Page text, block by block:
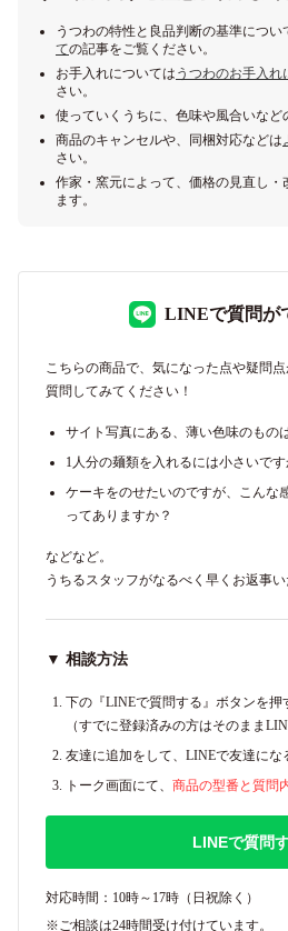
うつわの特性と良品判断の基準につい
ての記事をご覧ください。
お手入れについては うつわのお手入れ
さい。
使っていくうちに、色味や風合いなど
商品のキャンセルや、同梱対応などは
さい。
作家・窯元によって、価格の見直し
ます。
LINEで質問が
こちらの商品で、気になった点や疑問
質問してみてください！
サイト写真にある、薄い色味のもの
1人分の麺類を入れるには小さいです
ケーキをのせたいのですが、こんな
ってありますか？
などなど。
うちるスタッフがなるべく早くお返事い
▼ 相談方法
下の『LINEで質問する』ボタンを押
（すでに登録済みの方はそのまま
友達に追加をして、LINEで友達にな
トーク画面にて、 商品の型番と質問
LINEで質問
対応時間：10時～17時（日祝除く）
※ご相談は24時間受け付けています。